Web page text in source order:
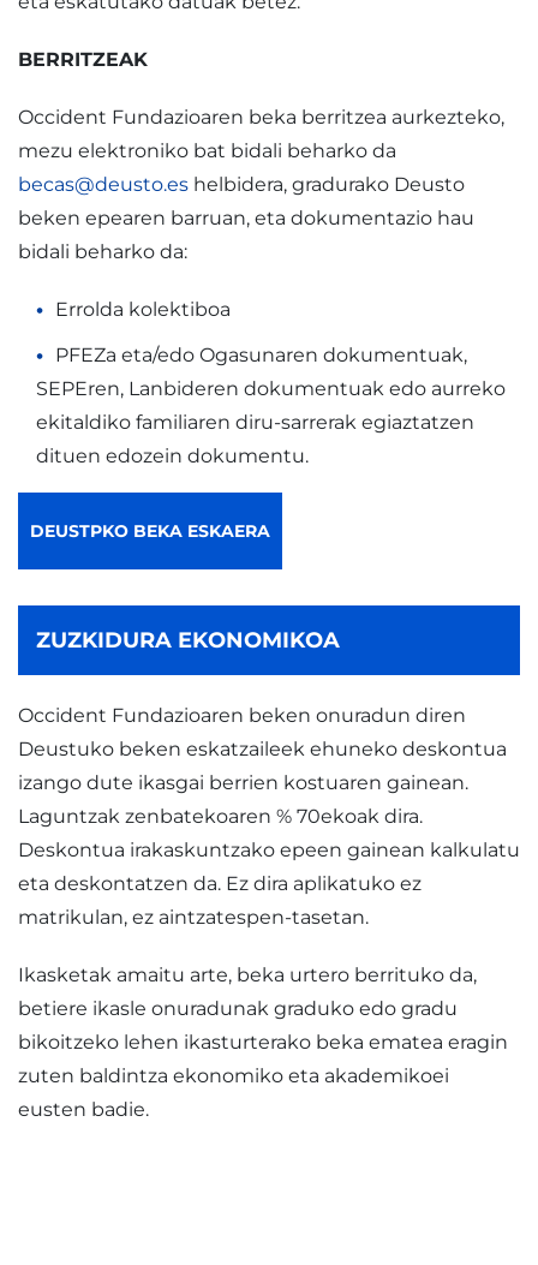
BERRITZEAK
Occident Fundazioaren beka berritzea aurkezteko,
mezu elektroniko bat bidali beharko da
becas@deusto.es helbidera, gradurako Deusto
beken epearen barruan, eta dokumentazio hau
bidali beharko da:
Errolda kolektiboa
PFEZa eta/edo Ogasunaren dokumentuak,
SEPEren, Lanbideren dokumentuak edo aurreko
ekitaldiko familiaren diru-sarrerak egiaztatzen
dituen edozein dokumentu.
DEUSTPKO BEKA ESKAERA
ZUZKIDURA EKONOMIKOA
Occident Fundazioaren beken onuradun diren
Deustuko beken eskatzaileek ehuneko deskontua
izango dute ikasgai berrien kostuaren gainean.
Laguntzak zenbatekoaren % 70ekoak dira.
Deskontua irakaskuntzako epeen gainean kalkulatu
eta deskontatzen da. Ez dira aplikatuko ez
matrikulan, ez aintzatespen-tasetan.
Ikasketak amaitu arte, beka urtero berrituko da,
betiere ikasle onuradunak graduko edo gradu
bikoitzeko lehen ikasturterako beka ematea eragin
zuten baldintza ekonomiko eta akademikoei
eusten badie.